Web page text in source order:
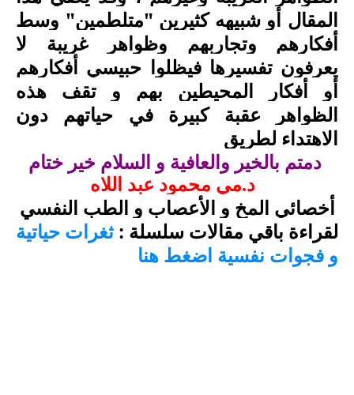
المقال أو شبيهه كثيرين "متلطمين" وسط
أفكارهم وتجاربهم وظواهر غريبة لا
يعرفون تفسيرها فيظلوا حبيسي أفكارهم
أو أفكار المحيطين بهم و تقف هذه
الظواهر عقبة كبيرة في حياتهم دون
الاهتداء لطريق
دمتم بالخير والعافية و السلام خير ختام
د.مي محمود عبد اللاه
أخصائي المخ و الأعصاب و الطب النفسي
لقراءة باقي مقالات سلسلة : ثغرات حياتية
و فجوات نفسية اضغط هنا